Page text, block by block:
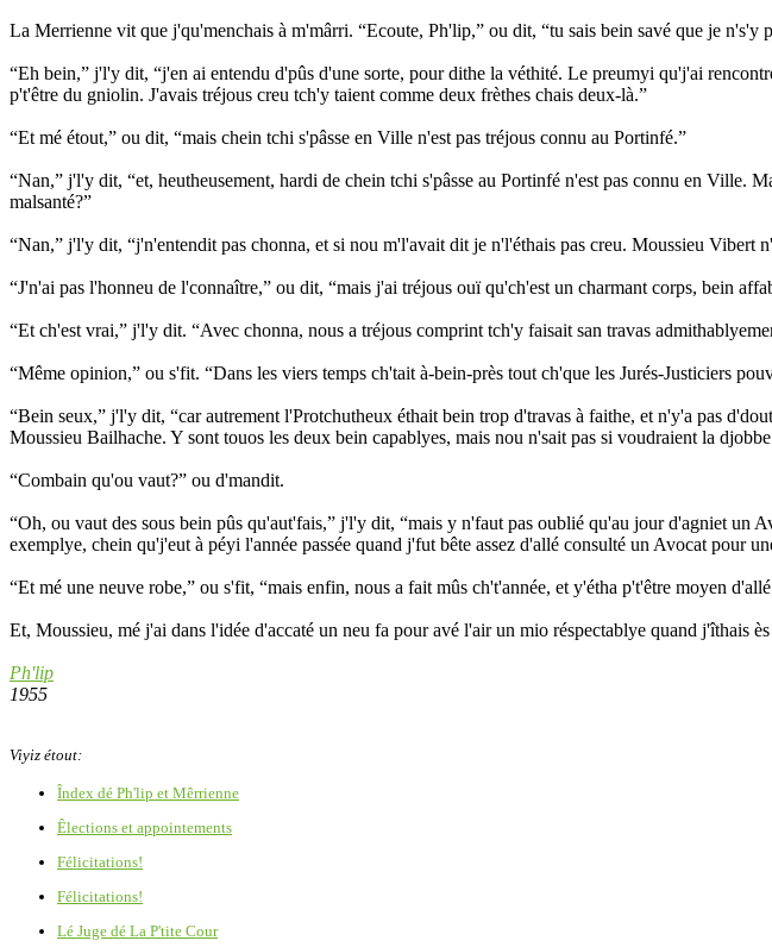
La Merrienne vit que j'qu'menchais à m'mârri. “Ecoute, Ph'lip,” ou dit, “tu sais bein savé que je n's'y
“Eh bein,” j'l'y dit, “j'en ai entendu d'pûs d'une sorte, pour dithe la véthité. Le preumyi qu'j'ai
p't'être du gniolin. J'avais tréjous creu tch'y taient comme deux frèthes chais deux-là.”
“Et mé étout,” ou dit, “mais chein tchi s'pâsse en Ville n'est pas tréjous connu au Portinfé.”
“Nan,” j'l'y dit, “et, heutheusement, hardi de chein tchi s'pâsse au Portinfé n'est pas connu en Ville.
malsanté?”
“Nan,” j'l'y dit, “j'n'entendit pas chonna, et si nou m'l'avait dit je n'l'éthais pas creu. Moussieu Vibert
“J'n'ai pas l'honneu de l'connaître,” ou dit, “mais j'ai tréjous ouï qu'ch'est un charmant corps, bein
“Et ch'est vrai,” j'l'y dit. “Avec chonna, nous a tréjous comprint tch'y faisait san travas
“Même opinion,” ou s'fit. “Dans les viers temps ch'tait à-bein-près tout ch'que les Jurés-Justiciers
“Bein seux,” j'l'y dit, “car autrement l'Protchutheux éthait bein trop d'travas à faithe, et n'y'a pas
Moussieu Bailhache. Y sont touos les deux bein capablyes, mais nou n'sait pas si voudraient la
“Combain qu'ou vaut?” ou d'mandit.
“Oh, ou vaut des sous bein pûs qu'aut'fais,” j'l'y dit, “mais y n'faut pas oublié qu'au jour d'agniet un
exemplye, chein qu'j'eut à péyi l'année passée quand j'fut bête assez d'allé consulté un Avocat pour
“Et mé une neuve robe,” ou s'fit, “mais enfin, nous a fait mûs ch't'année, et y'étha p't'être moyen
Et, Moussieu, mé j'ai dans l'idée d'accaté un neu fa pour avé l'air un mio réspectablye quand j'îthais
Ph'lip
1955
Viyiz étout:
Îndex dé Ph'lip et Mêrrienne
Êlections et appointements
Félicitations!
Félicitations!
Lé Juge dé La P'tite Cour